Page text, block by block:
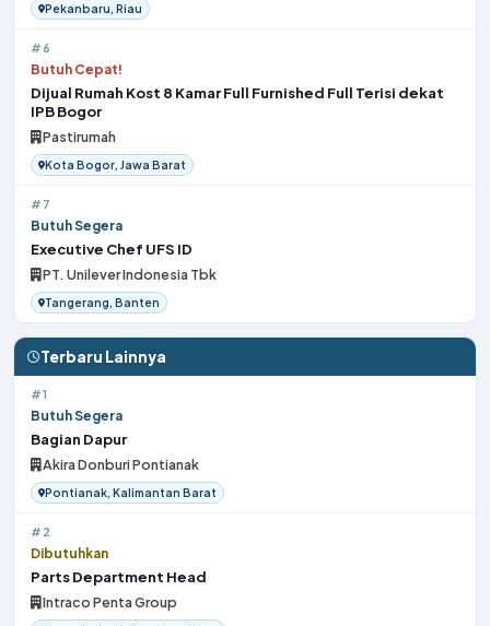
Pekanbaru, Riau
#6
Butuh Cepat!
Dijual Rumah Kost 8 Kamar Full Furnished Full Terisi dekat
IPB Bogor
Pastirumah
Kota Bogor, Jawa Barat
#7
Butuh Segera
Executive Chef UFS ID
PT. Unilever Indonesia Tbk
Tangerang, Banten
Terbaru Lainnya
#1
Butuh Segera
Bagian Dapur
Akira Donburi Pontianak
Pontianak, Kalimantan Barat
#2
Dibutuhkan
Parts Department Head
Intraco Penta Group